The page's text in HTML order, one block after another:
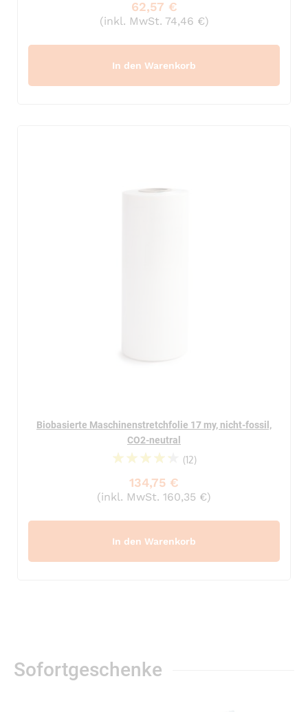
Sofortgeschenke
62,57 €
(inkl. MwSt. 74,46 €)
In den Warenkorb
Biobasierte Maschinenstretchfolie 17 my, nicht-fossil,
CO2-neutral
90%
(12)
134,75 €
(inkl. MwSt. 160,35 €)
In den Warenkorb